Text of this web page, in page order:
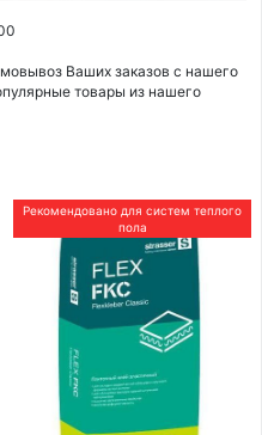
Ваших заказов с нашего
товары из нашего
Рекомендовано для систем теплого
пола